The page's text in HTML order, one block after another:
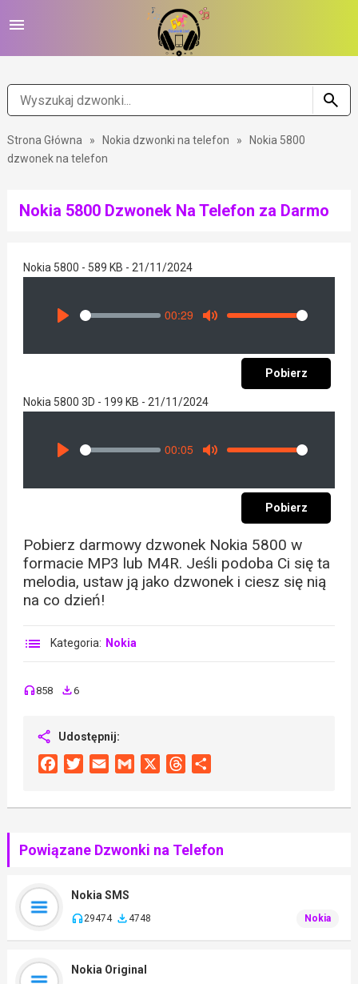
Strona Główna » Nokia dzwonki na telefon »
Nokia 5800
dzwonek na telefon
Nokia 5800 Dzwonek Na Telefon za Darmo
Nokia 5800 - 589 KB - 21/11/2024
Seek
00:29
Volume
Pobierz
Nokia 5800 3D - 199 KB - 21/11/2024
Seek
00:05
Volume
Pobierz
Pobierz darmowy dzwonek Nokia 5800 w
formacie MP3 lub M4R. Jeśli podoba Ci się ta
melodia, ustaw ją jako dzwonek i ciesz się nią
na co dzień!
Kategoria: Nokia
858 6
Udostępnij:
FacebookTwitterEmail Gmail Threads
Powiązane Dzwonki na Telefon
Nokia SMS
29474 4748 Nokia
Nokia Original